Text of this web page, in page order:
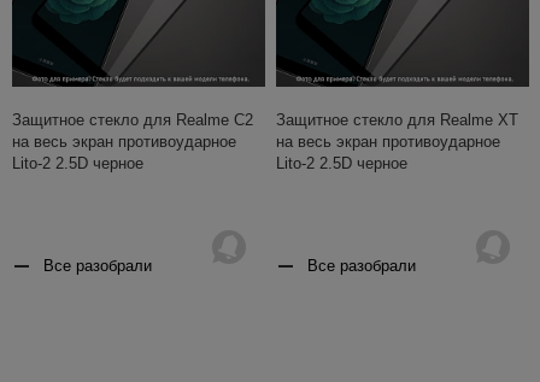
Защитное стекло для Realme C2
на весь экран противоударное
Lito-2 2.5D черное
Все разобрали
Защитное стекло для Realme XT
на весь экран противоударное
Lito-2 2.5D черное
Все разобрали